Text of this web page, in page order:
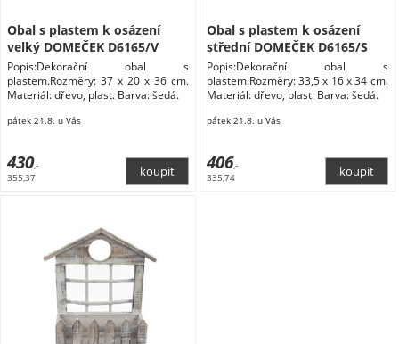
Obal s plastem k osázení
velký DOMEČEK D6165/V
Popis:Dekorační obal s
plastem.Rozměry: 37 x 20 x 36 cm.
Materiál: dřevo, plast. Barva: šedá.
pátek 21.8. u Vás
430,-
355,37
Obal s plastem k osázení
střední DOMEČEK D6165/S
Popis:Dekorační obal s
plastem.Rozměry: 33,5 x 16 x 34 cm.
Materiál: dřevo, plast. Barva: šedá.
pátek 21.8. u Vás
406,-
335,74